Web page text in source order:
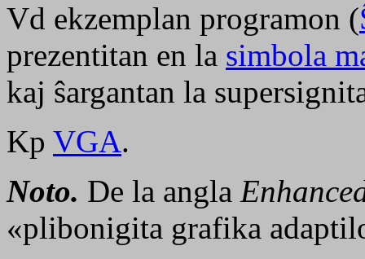
Vd ekzemplan programon (
prezentitan en la simbola
kaj ŝargantan la
Kp VGA.
Noto. De la angla
«plibonigita grafika